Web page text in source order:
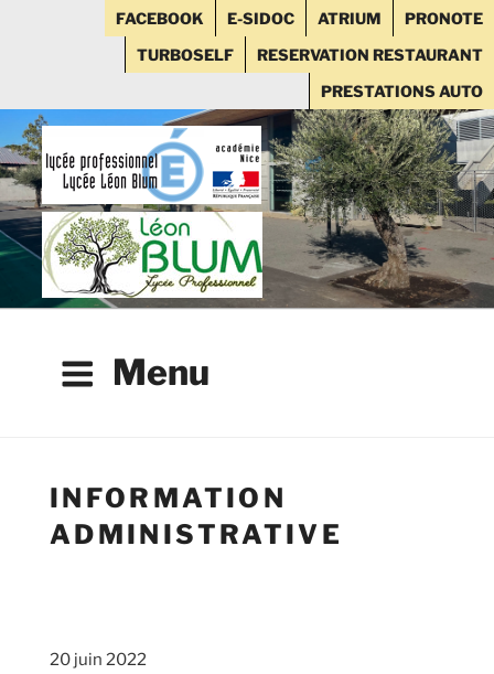
FACEBOOK E-SIDOC ATRIUM
PRONOTE
TURBOSELF
RESERVATION RESTAURANT
PRESTATIONS AUTO
Aller
au
contenu
principal
Menu
INFORMATION
ADMINISTRATIVE
20 juin 2022